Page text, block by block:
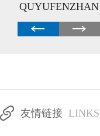
QUYUFENZHAN
友情链接 LINKS